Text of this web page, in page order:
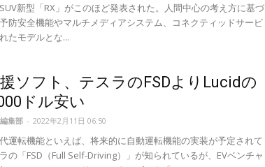
新型「RX」がこのほど発表された。人間中心の考え方に基づ
防安全機能やマルチメディアシステム、コネクティッドサービ
たモデルとな...
ソフト、テスラのFSDよりLucidの
ドル安い
集部 - 2022年2月11日 06:50
運転機能といえば、将来的に自動運転機能の実装が予定されて
の「FSD（Full Self-Driving）」が知られているが、EVベンチャ